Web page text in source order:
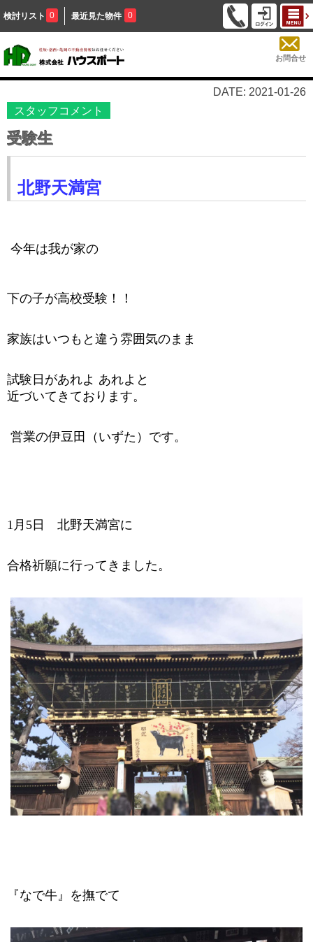
検討リスト 0 最近見た物件 0
お問合せ
DATE: 2021-01-26
スタッフコメント
受験生
北野天満宮
今年は我が家の
下の子が高校受験！！
家族はいつもと違う雰囲気のまま
試験日があれよ あれよと
近づいてきております。
営業の伊豆田（いずた）です。
1 月 5日 北野天満宮に
合格祈願に行ってきました。
『なで牛』を撫でて